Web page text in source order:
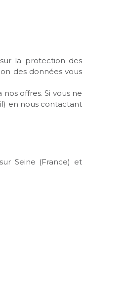
la protection des
des données vous
offres. Si vous ne
en nous contactant
Seine (France) et